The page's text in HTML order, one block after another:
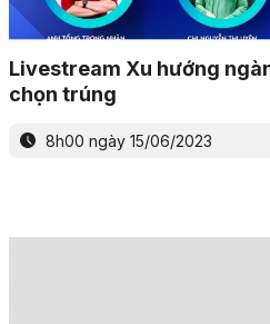
Livestream Xu hướng
chọn trúng
8h00 ngày 15/06/2023